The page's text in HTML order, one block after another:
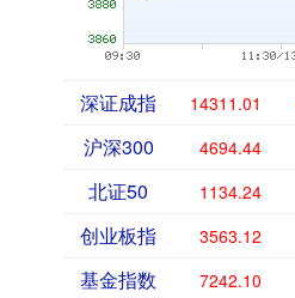
深证成指 14311.01
沪深300 4694.44
北证50 1134.24
创业板指 3563.12
基金指数 7242.10